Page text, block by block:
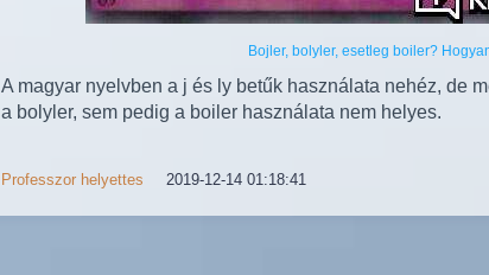
Bojler, bolyler, esetleg boiler?
A magyar nyelvben a j és ly betűk használata nehéz, de
a bolyler, sem pedig a boiler használata nem helyes.
Professzor helyettes 2019-12-14 01:18:41